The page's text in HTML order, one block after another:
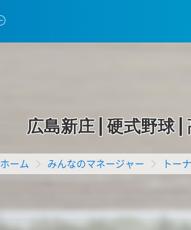
広島新庄 硬式野球
ホーム みんなのマネージャー トー